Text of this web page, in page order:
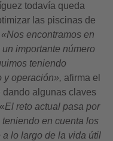
todavía queda
las piscinas de
«Nos encontramos en
importante número
teniendo
y operación», afirma el
dando algunas claves
El reto actual pasa por
en cuenta los
lo largo de la vida útil